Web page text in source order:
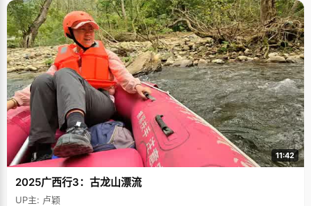
11:42
2025广西行3：古龙山漂流
UP主: 卢颖